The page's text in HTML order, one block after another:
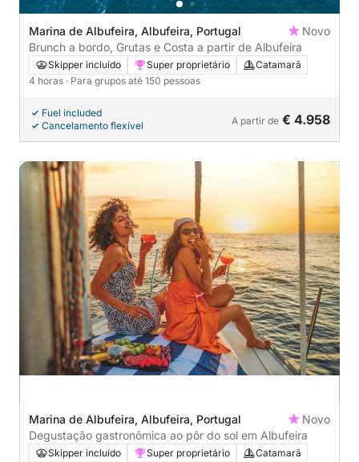
Marina de Albufeira, Albufeira, Portugal
Novo
Brunch a bordo, Grutas e Costa a partir de Albufeira
Skipper incluído Super proprietário
Catamarã
4 horas · Para grupos até 150 pessoas
Fuel included
Cancelamento flexível
A partir de € 4.958
Marina de Albufeira, Albufeira, Portugal
Novo
Degustação gastronômica ao pôr do sol em Albufeira
Skipper incluído Super proprietário
Catamarã